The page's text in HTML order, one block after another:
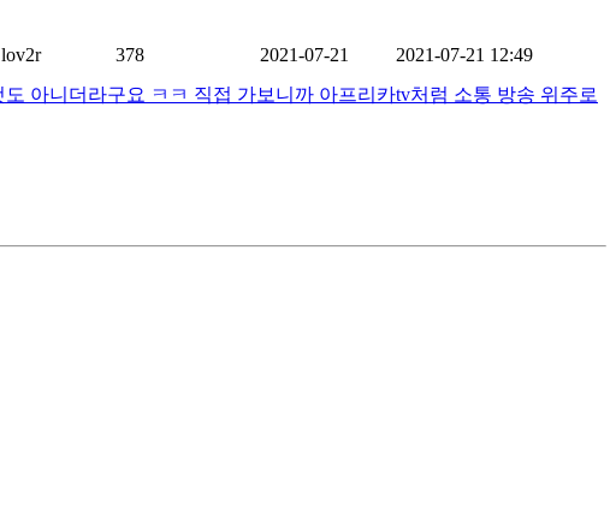
lov2r 378 2021-07-21
2021-07-21 12:49
아니더라구요 ㅋㅋ 직접 가보니까 아프리카tv처럼 소통 방송 위주로